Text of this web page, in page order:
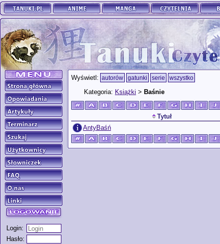
Login:
Hasło:
Wyświetl: autorów gatunki serie wszystko
Kategoria: Książki > Baśnie
Tytuł
AntyBaśń